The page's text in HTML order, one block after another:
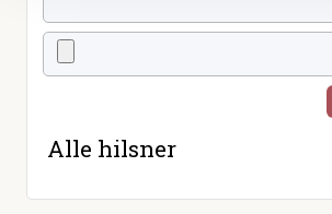
Alle hilsner